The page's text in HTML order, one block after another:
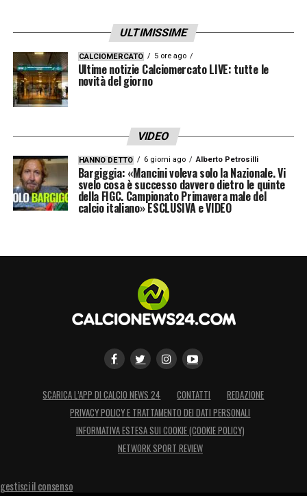
Screenshot
ULTIMISSIME
CALCIOMERCATO 5 ore ago
Ultime notizie Calciomercato LIVE: tutte le
novità del giorno
VIDEO
HANNO DETTO 6 giorni ago Alberto Petrosilli
Bargiggia: «Mancini voleva solo la Nazionale. Vi
svelo cosa è successo davvero dietro le quinte
della FIGC. Campionato Primavera male del
calcio italiano» ESCLUSIVA e VIDEO
SCARICA L’APP DI CALCIO NEWS 24 CONTATTI
REDAZIONE
PRIVACY POLICY E TRATTAMENTO DEI DATI PERSONALI
INFORMATIVA ESTESA SUI COOKIE (COOKIE POLICY)
NETWORK SPORT REVIEW
gestisci il consenso